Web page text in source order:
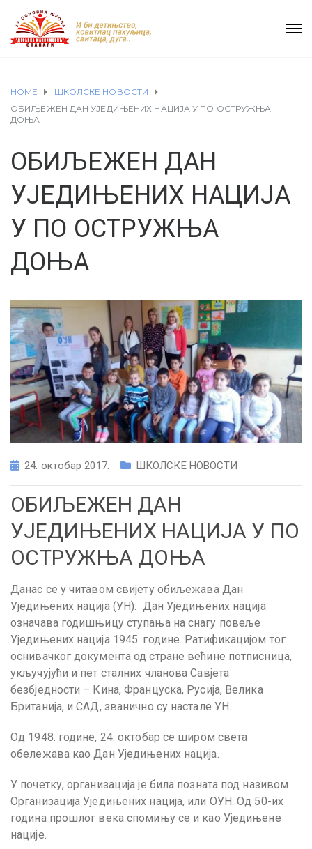
HOME
ШКОЛСКЕ НОВОСТИ
ОБИЉЕЖЕН ДАН УЈЕДИЊЕНИХ НАЦИЈА У ПО ОСТРУЖЊА
ДОЊА
ОБИЉЕЖЕН ДАН
УЈЕДИЊЕНИХ НАЦИЈА
У ПО ОСТРУЖЊА
ДОЊА
24. октобар 2017. ШКОЛСКЕ НОВОСТИ
ОБИЉЕЖЕН ДАН
УЈЕДИЊЕНИХ НАЦИЈА У ПО
ОСТРУЖЊА ДОЊА
Данас се у читавом свијету обиљежава Дан
Уједињених нација (УН). Дан Уједињених нација
означава годишњицу ступања на снагу повеље
Уједињених нација 1945. године. Ратификацијом тог
оснивачког документа од стране већине потписница,
укључујући и пет сталних чланова Савјета
безбједности – Кина, Француска, Русија, Велика
Британија, и САД, званично су настале УН.
Од 1948. године, 24. октобар се широм света
обележава као Дан Уједињених нација.
У почетку, организација је била позната под називом
Организација Уједињених нација, или ОУН. Од 50-их
година прошлог века спомињу се и као Уједињене
нације.